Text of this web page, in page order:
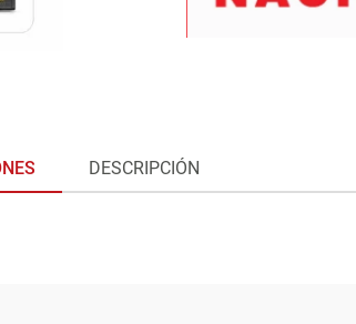
DESCRIPCIÓN